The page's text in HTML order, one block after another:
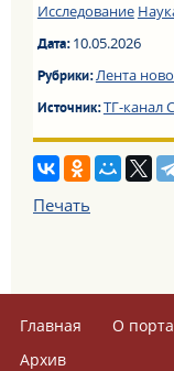
Исследование
Дата:10.05.2026
Рубрики:Лента
Источник:ТГ-канал
Печать
Главная О
Архив